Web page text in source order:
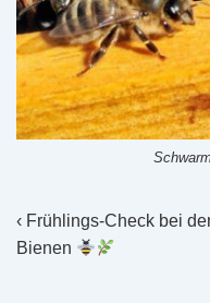
Vorheriger
Beitrag
‹ Frühlings-Check bei
Bienen